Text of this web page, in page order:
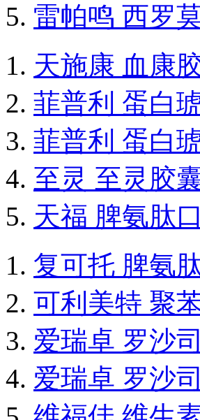
雷帕鸣 西罗
天施康 血康
菲普利 蛋白
菲普利 蛋白
至灵 至灵胶
天福 脾氨肽
复可托 脾氨
可利美特 聚
爱瑞卓 罗沙
爱瑞卓 罗沙